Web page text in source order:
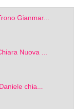
Gianmar...
Nuova ...
chia...